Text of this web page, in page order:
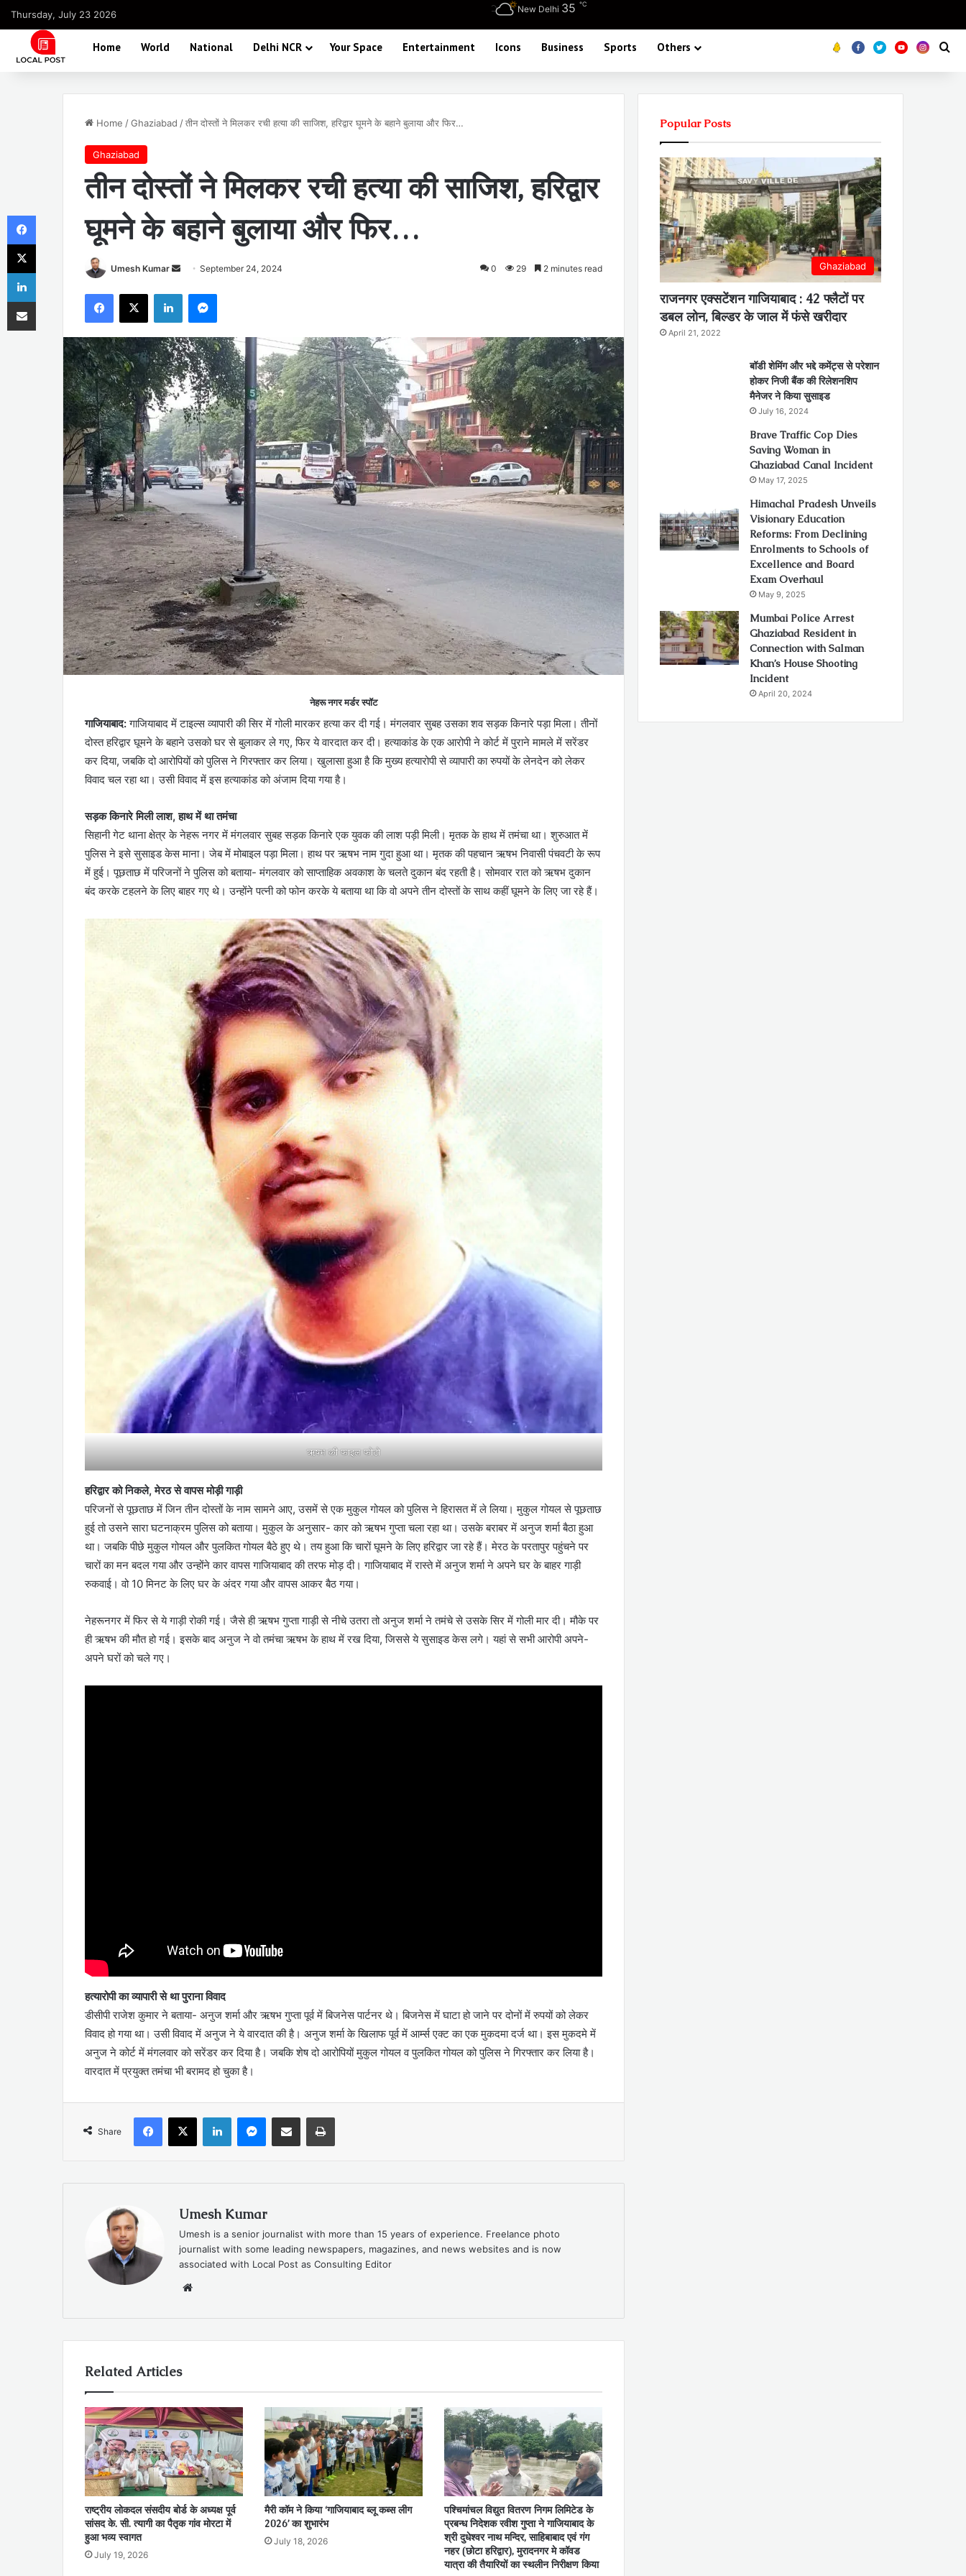
Thursday, July 23 2026 New Delhi 35 ℃
Home World National Delhi NCR Your Space Entertainment Icons Business Sports Others Koo FB TwitterYoutube
Home /Ghaziabad /तीन दोस्तों ने मिलकर रची हत्या की साजिश, हरिद्वार घूमने के बहाने बुलाया और फिर…
Ghaziabad
तीन दोस्तों ने मिलकर रची हत्या की साजिश, हरिद्वार
घूमने के बहाने बुलाया और फिर…
Umesh Kumar
Send
email
September 24, 2024 0 29 2 minutes read
Facebook
X LinkedInMessenger
नेहरू नगर मर्डर स्पॉट
गाजियाबाद:गाजियाबाद में टाइल्स व्यापारी की सिर में गोली मारकर हत्या कर दी गई। मंगलवार सुबह उसका शव सड़क किनारे पड़ा मिला। तीनों
दोस्त हरिद्वार घूमने के बहाने उसको घर से बुलाकर ले गए, फिर ये वारदात कर दी। हत्याकांड के एक आरोपी ने कोर्ट में पुराने मामले में सरेंडर
कर दिया, जबकि दो आरोपियों को पुलिस ने गिरफ्तार कर लिया। खुलासा हुआ है कि मुख्य हत्यारोपी से व्यापारी का रुपयों के लेनदेन को लेकर
विवाद चल रहा था। उसी विवाद में इस हत्याकांड को अंजाम दिया गया है।
सड़क किनारे मिली लाश, हाथ में था तमंचा
सिहानी गेट थाना क्षेत्र के नेहरू नगर में मंगलवार सुबह सड़क किनारे एक युवक की लाश पड़ी मिली। मृतक के हाथ में तमंचा था। शुरुआत में
पुलिस ने इसे सुसाइड केस माना। जेब में मोबाइल पड़ा मिला। हाथ पर ऋषभ नाम गुदा हुआ था। मृतक की पहचान ऋषभ निवासी पंचवटी के रूप
में हुई। पूछताछ में परिजनों ने पुलिस को बताया- मंगलवार को साप्ताहिक अवकाश के चलते दुकान बंद रहती है। सोमवार रात को ऋषभ दुकान
बंद करके टहलने के लिए बाहर गए थे। उन्होंने पत्नी को फोन करके ये बताया था कि वो अपने तीन दोस्तों के साथ कहीं घूमने के लिए जा रहे हैं।
ऋषभ की फाइल फोटो
हरिद्वार को निकले, मेरठ से वापस मोड़ी गाड़ी
परिजनों से पूछताछ में जिन तीन दोस्तों के नाम सामने आए, उसमें से एक मुकुल गोयल को पुलिस ने हिरासत में ले लिया। मुकुल गोयल से पूछताछ
हुई तो उसने सारा घटनाक्रम पुलिस को बताया। मुकुल के अनुसार- कार को ऋषभ गुप्ता चला रहा था। उसके बराबर में अनुज शर्मा बैठा हुआ
था। जबकि पीछे मुकुल गोयल और पुलकित गोयल बैठे हुए थे। तय हुआ कि चारों घूमने के लिए हरिद्वार जा रहे हैं। मेरठ के परतापुर पहुंचने पर
चारों का मन बदल गया और उन्होंने कार वापस गाजियाबाद की तरफ मोड़ दी। गाजियाबाद में रास्ते में अनुज शर्मा ने अपने घर के बाहर गाड़ी
रुकवाई। वो 10 मिनट के लिए घर के अंदर गया और वापस आकर बैठ गया।
नेहरूनगर में फिर से ये गाड़ी रोकी गई। जैसे ही ऋषभ गुप्ता गाड़ी से नीचे उतरा तो अनुज शर्मा ने तमंचे से उसके सिर में गोली मार दी। मौके पर
ही ऋषभ की मौत हो गई। इसके बाद अनुज ने वो तमंचा ऋषभ के हाथ में रख दिया, जिससे ये सुसाइड केस लगे। यहां से सभी आरोपी अपने-
अपने घरों को चले गए।
हत्यारोपी का व्यापारी से था पुराना विवाद
डीसीपी राजेश कुमार ने बताया- अनुज शर्मा और ऋषभ गुप्ता पूर्व में बिजनेस पार्टनर थे। बिजनेस में घाटा हो जाने पर दोनों में रुपयों को लेकर
विवाद हो गया था। उसी विवाद में अनुज ने ये वारदात की है। अनुज शर्मा के खिलाफ पूर्व में आर्म्स एक्ट का एक मुकदमा दर्ज था। इस मुकदमे में
अनुज ने कोर्ट में मंगलवार को सरेंडर कर दिया है। जबकि शेष दो आरोपियों मुकुल गोयल व पुलकित गोयल को पुलिस ने गिरफ्तार कर लिया है।
वारदात में प्रयुक्त तमंचा भी बरामद हो चुका है।
Share
Facebook
X LinkedInMessenger
Share via Email Print
Umesh Kumar
Umesh is a senior journalist with more than 15 years of experience. Freelance photo
journalist with some leading newspapers, magazines, and news websites and is now
associated with Local Post as Consulting Editor
Related Articles
राष्ट्रीय लोकदल संसदीय बोर्ड के अध्यक्ष पूर्व
सांसद के. सी. त्यागी का पैतृक गांव मोरटा में
हुआ भव्य स्वागत
July 19, 2026
मैरी कॉम ने किया ‘गाजियाबाद ब्लू कब्स लीग
2026’ का शुभारंभ
July 18, 2026
पश्चिमांचल विद्युत वितरण निगम लिमिटेड के
प्रबन्ध निदेशक रवीश गुप्ता ने गाजियाबाद के
श्री दुधेश्वर नाथ मन्दिर, साहिबाबाद एवं गंग
नहर (छोटा हरिद्वार), मुरादनगर मे कॉवड
यात्रा की तैयारियों का स्थलीन निरीक्षण किया
Popular Posts
Ghaziabad
राजनगर एक्सटेंशन गाजियाबाद : 42 फ्लैटों पर
डबल लोन, बिल्डर के जाल में फंसे खरीदार
April 21, 2022
बॉडी शेमिंग और भद्दे कमेंट्स से परेशान
होकर निजी बैंक की रिलेशनशिप
मैनेजर ने किया सुसाइड
July 16, 2024
Brave Traffic Cop Dies
Saving Woman in
Ghaziabad Canal Incident
May 17, 2025
Himachal Pradesh Unveils
Visionary Education
Reforms: From Declining
Enrolments to Schools of
Excellence and Board
Exam Overhaul
May 9, 2025
Mumbai Police Arrest
Ghaziabad Resident in
Connection with Salman
Khan’s House Shooting
Incident
April 20, 2024
Facebook
X
LinkedIn
Share via Email